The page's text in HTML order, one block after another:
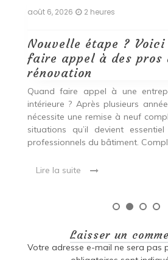
août 6, 2026 2 heures
Nouvelle étape ?
faire appel à des pros
rénovation
Quand faire appel à une
intérieure ? Après plusieurs
nécessite une remise à neuf
situations qu’il devient
professionnels du bâtiment.
Lire la suite
Laisser un
Votre adresse e-mail ne sera pas